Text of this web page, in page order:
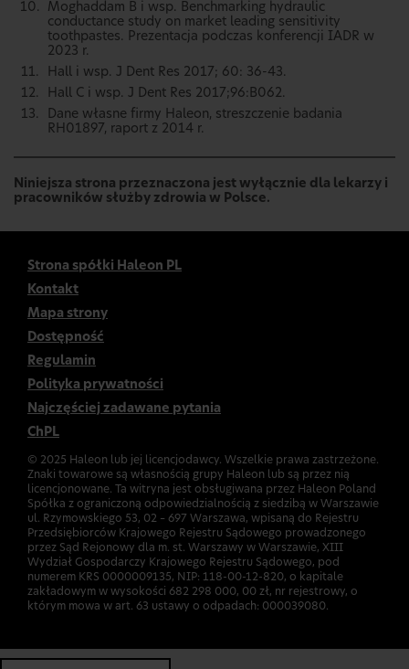
Moghaddam B i wsp. Benchmarking hydraulic
conductance study on market leading sensitivity
toothpastes. Prezentacja podczas konferencji IADR w
2023 r.
Hall i wsp. J Dent Res 2017; 60: 36-43.
Hall C i wsp. J Dent Res 2017;96:B062.
Dane własne firmy Haleon, streszczenie badania
RH01897, raport z 2014 r.
Niniejsza strona przeznaczona jest wyłącznie dla lekarzy i
pracowników służby zdrowia w Polsce.
Strona spółki Haleon PL
Kontakt
Mapa strony
Dostępność
Regulamin
Polityka prywatności
Najczęściej zadawane pytania
ChPL
© 2025 Haleon lub jej licencjodawcy. Wszelkie prawa zastrzeżone.
Znaki towarowe są własnością grupy Haleon lub są przez nią
licencjonowane. Ta witryna jest obsługiwana przez Haleon Poland
Spółka z ograniczoną odpowiedzialnością z siedzibą w Warszawie
ul. Rzymowskiego 53, 02 – 697 Warszawa, wpisaną do Rejestru
Przedsiębiorców Krajowego Rejestru Sądowego prowadzonego
przez Sąd Rejonowy dla m. st. Warszawy w Warszawie, XIII
Wydział Gospodarczy Krajowego Rejestru Sądowego, pod
numerem KRS 0000009135, NIP: 118-00-12-820, o kapitale
zakładowym w wysokości 682 298 000, 00 zł, nr rejestrowy, o
którym mowa w art. 63 ustawy o odpadach: 000039080.